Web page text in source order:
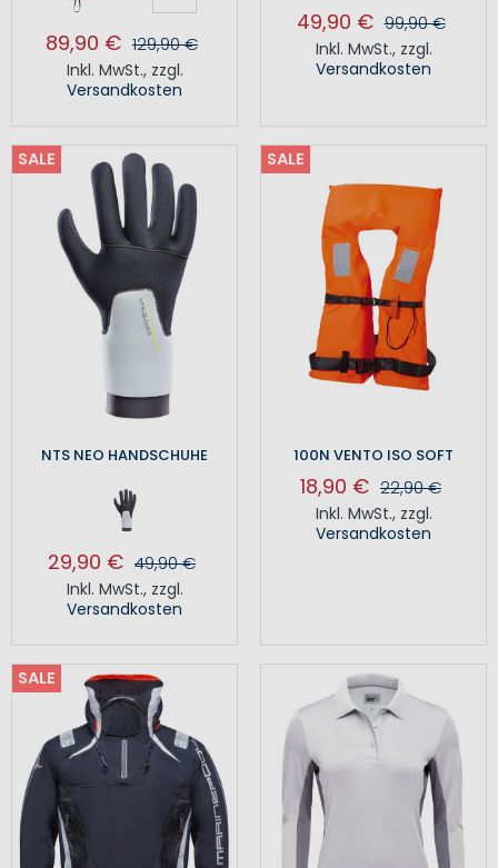
89,90 € 129,90 €
Inkl. MwSt., zzgl.
Versandkosten
49,90 € 99,90 €
Inkl. MwSt., zzgl.
Versandkosten
SALE
NTS NEO HANDSCHUHE
29,90 € 49,90 €
Inkl. MwSt., zzgl.
Versandkosten
SALE
100N VENTO ISO SOFT
18,90 € 22,90 €
Inkl. MwSt., zzgl.
Versandkosten
SALE